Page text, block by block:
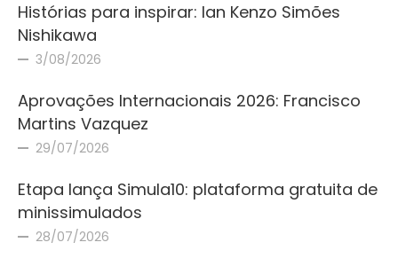
Histórias para inspirar: Ian Kenzo Simões
Nishikawa
3/08/2026
Aprovações Internacionais 2026: Francisco
Martins Vazquez
29/07/2026
Etapa lança Simula10: plataforma gratuita de
minissimulados
28/07/2026